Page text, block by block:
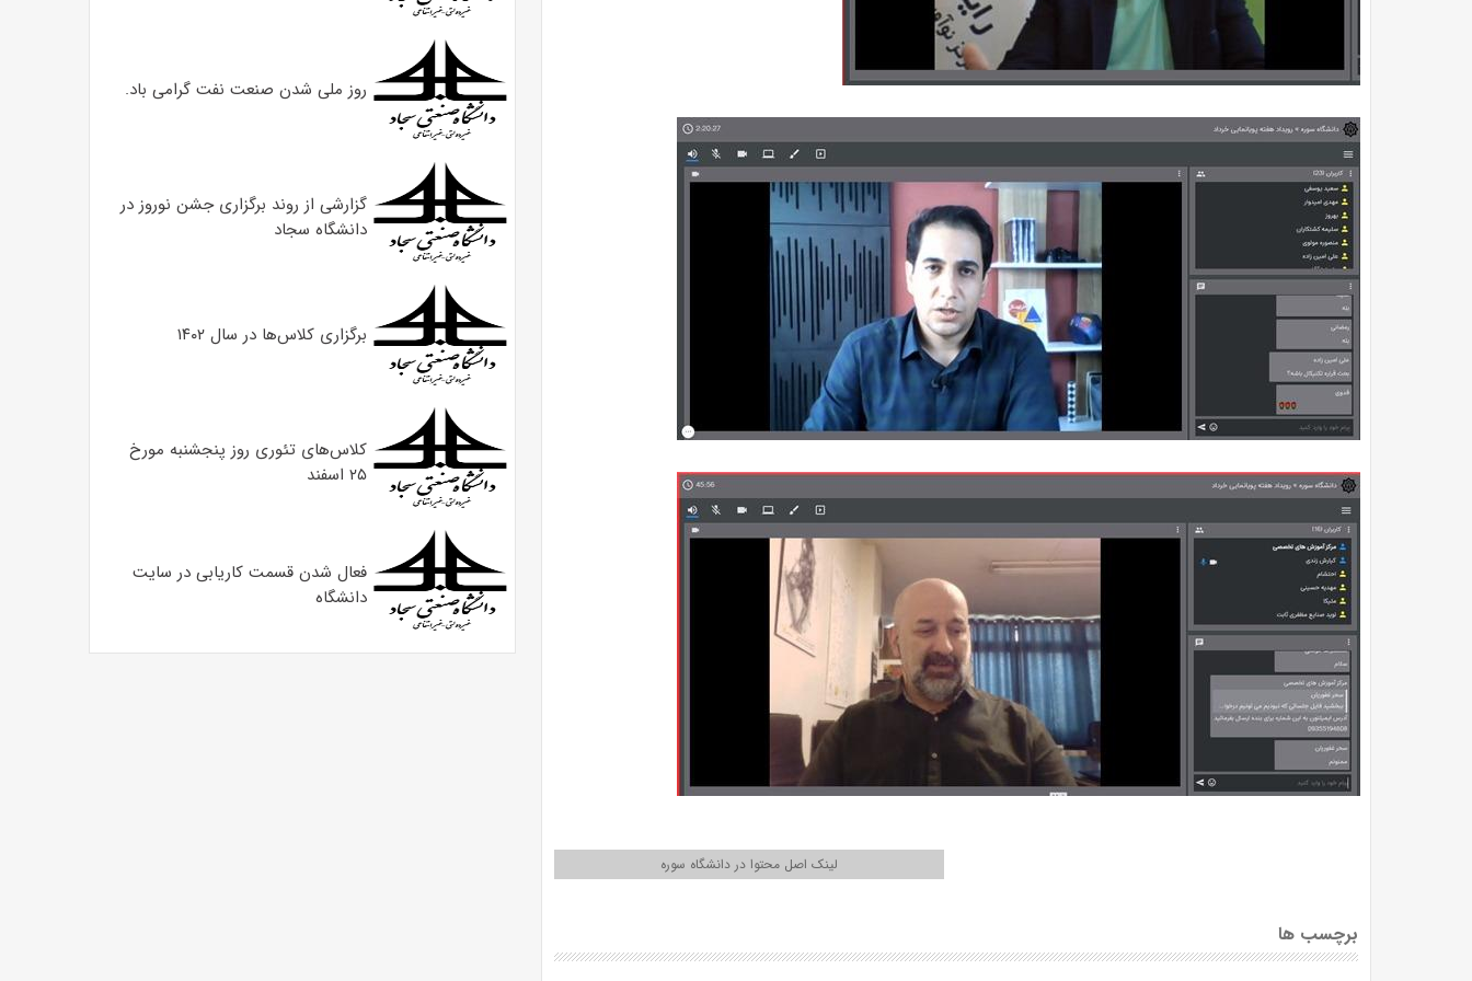
لینک اصل محتوا در دانشگاه سوره
برچسب ها
روز ملی شدن صنعت نفت گرامی باد.
گزارشی از روند برگزاری جشن نوروز در
دانشگاه سجاد
برگزاری کلاس‌ها در سال ۱۴۰۲
کلاس‌های تئوری روز پنجشنبه مورخ
۲۵ اسفند
فعال شدن قسمت کاریابی در سایت
دانشگاه